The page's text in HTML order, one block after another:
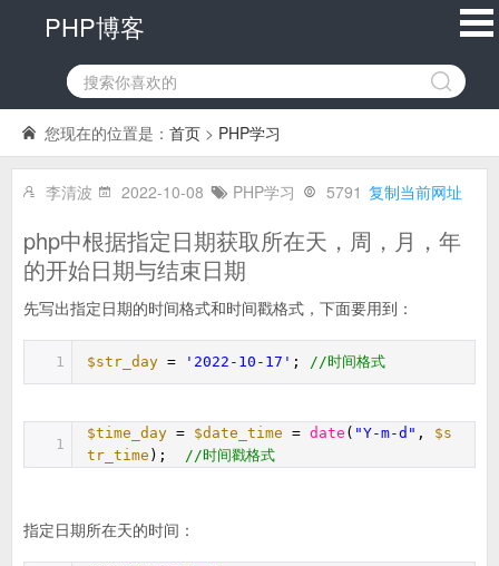
PHP博客
您现在的位置是： 首页 > PHP学习
李清波 2022-10-08 PHP学习 5791 复制当前网址
php中根据指定日期获取所在天，周，月，年
的开始日期与结束日期
先写出指定日期的时间格式和时间戳格式，下面要用到：
1 $str_day = '2022-10-17' ; //时间格式
1
$time_day = $date_time = date ( "Y-m-d" , $s
tr_time ); //时间戳格式
指定日期所在天的时间：